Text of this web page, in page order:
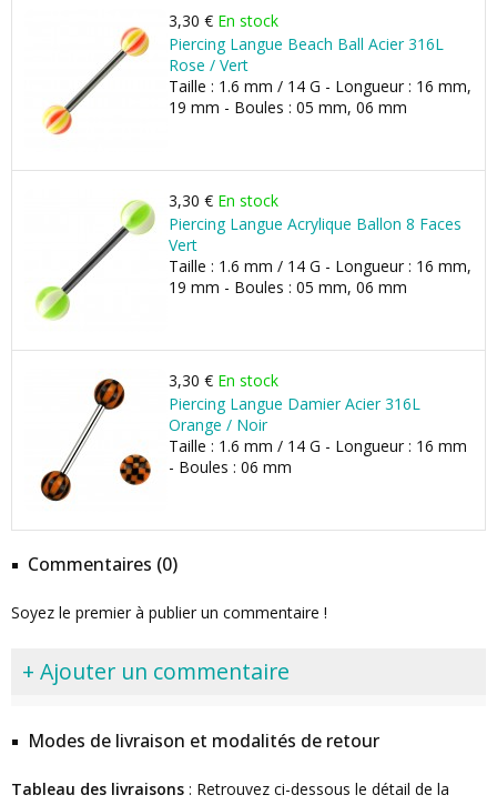
3,30 € En stock
Piercing Langue Beach Ball Acier 316L
Rose / Vert
Taille : 1.6 mm / 14 G - Longueur : 16 mm,
19 mm - Boules : 05 mm, 06 mm
3,30 € En stock
Piercing Langue Acrylique Ballon 8 Faces
Vert
Taille : 1.6 mm / 14 G - Longueur : 16 mm,
19 mm - Boules : 05 mm, 06 mm
3,30 € En stock
Piercing Langue Damier Acier 316L
Orange / Noir
Taille : 1.6 mm / 14 G - Longueur : 16 mm
- Boules : 06 mm
Commentaires (0)
Soyez le premier à publier un commentaire !
+ Ajouter un commentaire
Modes de livraison et modalités de retour
Tableau des livraisons : Retrouvez ci-dessous le détail de la